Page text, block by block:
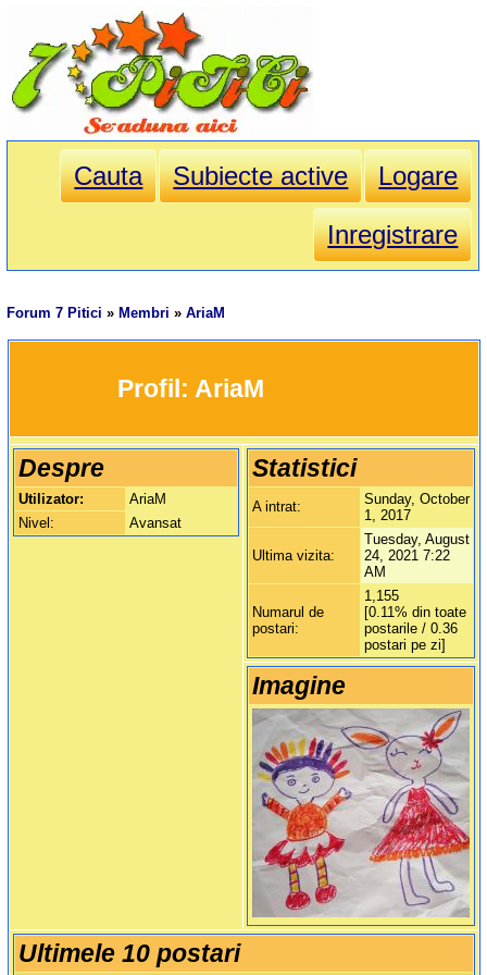
Cauta Subiecte active
Logare
Inregistrare
Forum 7 Pitici » Membri »AriaM
		Profil:
AriaM
Despre
Utilizator:
AriaM
Nivel:
Avansat
Statistici
A intrat:
Sunday, October
1, 2017
Ultima vizita:
Tuesday, August
24, 2021 7:22
AM
Numarul de
postari:
1,155
[0.11% din toate
postarile / 0.36
postari pe zi]
Imagine
Ultimele 10 postari